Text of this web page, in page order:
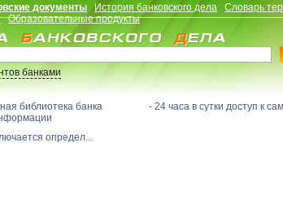
документы История банковского дела
Словарь
Образовательные продукты
банками
библиотека банка - 24 часа в сутки доступ к
определ...